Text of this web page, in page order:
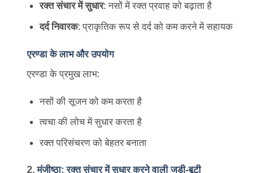
रक्त संचार में सुधार: नसों में रक्त प्रवाह को बढ़ाता है
दर्द निवारक: प्राकृतिक रूप से दर्द को कम करने में सहायक
एरण्डा के लाभ और उपयोग
एरण्डा के प्रमुख लाभ:
नसों की सूजन को कम करता है
त्वचा की लोच में सुधार करता है
रक्त परिसंचरण को बेहतर बनाता
2.मंजीष्ठा: रक्त संचार में सुधार करने वाली जड़ी-बूटी